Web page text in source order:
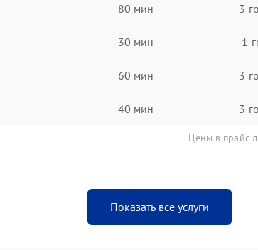
80 мин 3
30 мин 1
60 мин 3
40 мин 3
Цены в прайс-
Показать все услуги